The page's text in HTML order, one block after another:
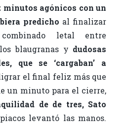
minutos agónicos con un
predicho al finalizar
letal entre
blaugranas y dudosas
que se ‘cargaban’ a
el final feliz más que
un minuto para el cierre,
de de tres, Sato
levantó las manos.